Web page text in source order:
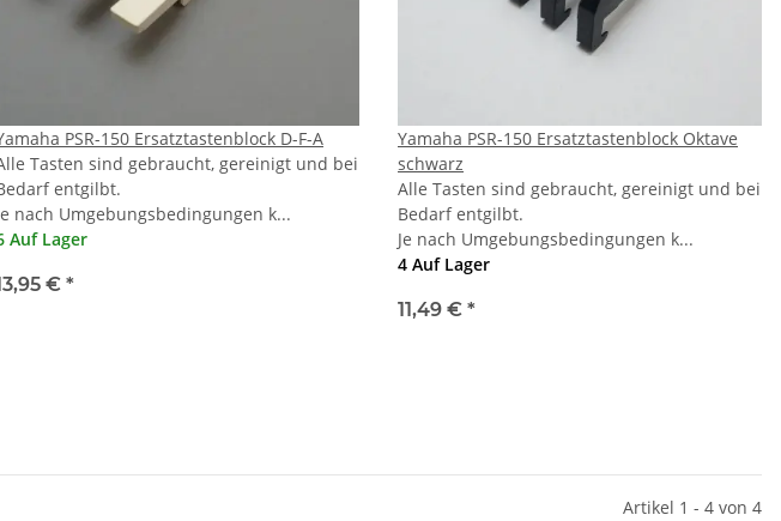
PSR-150 Ersatztastenblock D-F-A
Tasten sind gebraucht, gereinigt und bei
entgilbt.
nach Umgebungsbedingungen k...
Auf Lager
€ *
Yamaha PSR-150 Ersatztastenblock Oktave
schwarz
Alle Tasten sind gebraucht, gereinigt und bei
Bedarf entgilbt.
Je nach Umgebungsbedingungen k...
4 Auf Lager
11,49 € *
Artikel 1 - 4 von 4